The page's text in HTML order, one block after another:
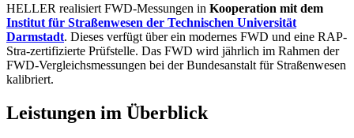
HELLER realisiert FWD-Messungen in Kooperation mit dem
Institut für Straßenwesen der Technischen Universität
Darmstadt. Dieses verfügt über ein modernes FWD und eine RAP-
Stra-zertifizierte Prüfstelle. Das FWD wird jährlich im Rahmen der
FWD-Vergleichsmessungen bei der Bundesanstalt für Straßenwesen
kalibriert.
Leistungen im Überblick